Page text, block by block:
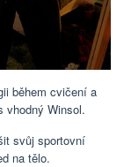
během cvičení a
vhodný Winsol.
svůj sportovní
na tělo.